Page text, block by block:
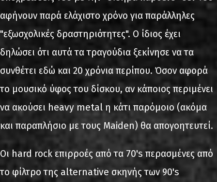
αφήνουν παρά ελάχιστο χρόνο για παράλληλες
"εξωσχολικές δραστηριότητες". Ο ίδιος έχει
δηλώσει ότι αυτά τα τραγούδια ξεκίνησε να τα
συνθέτει εδώ και 20 χρόνια περίπου. Όσον αφορά
το μουσικό ύφος του δίσκου, αν κάποιος περιμένει
να ακούσει heavy metal η κάτι παρόμοιο (ακόμα
και παραπλήσιο με τους Maiden) θα απογοητευτεί.
Οι hard rock επιρροές από τα 70's περασμένες από
το φίλτρο της alternative σκηνής των 90's